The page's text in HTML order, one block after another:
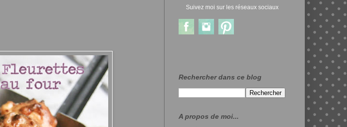
Suivez moi sur les réseaux sociaux
Rechercher dans ce blog
A propos de moi...